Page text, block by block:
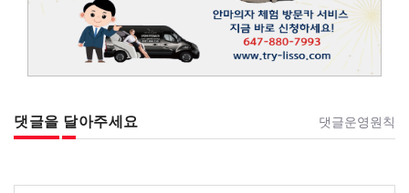
댓글을 달아주세요 댓글운영원칙